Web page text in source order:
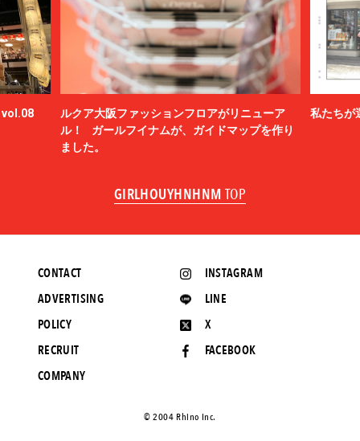
vol.08
ルクア大阪ファッションフロアがリニューア
ル！ ガールフイナムが、ガイドマップを作り
ました。
私たちが
GIRLHOUYHNHNM TOP
INSTAGRAM
LINE
X
FACEBOOK
CONTACT
ADVERTISING
POLICY
RECRUIT
COMPANY
©️ 2004 Rhino Inc.